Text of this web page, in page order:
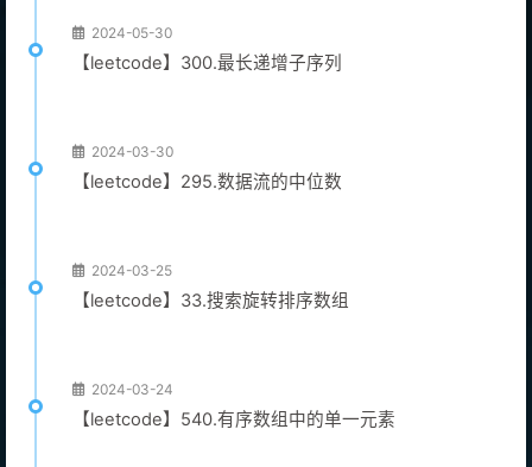
2024-05-30
【leetcode】300.最长递增子序列
2024-03-30
【leetcode】295.数据流的中位数
2024-03-25
【leetcode】33.搜索旋转排序数组
2024-03-24
【leetcode】540.有序数组中的单一元素